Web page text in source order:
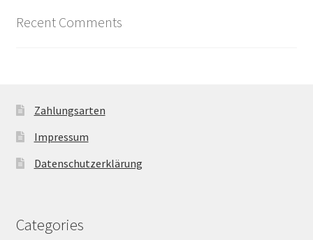
Recent Comments
Zahlungsarten
Impressum
Datenschutzerklärung
Categories